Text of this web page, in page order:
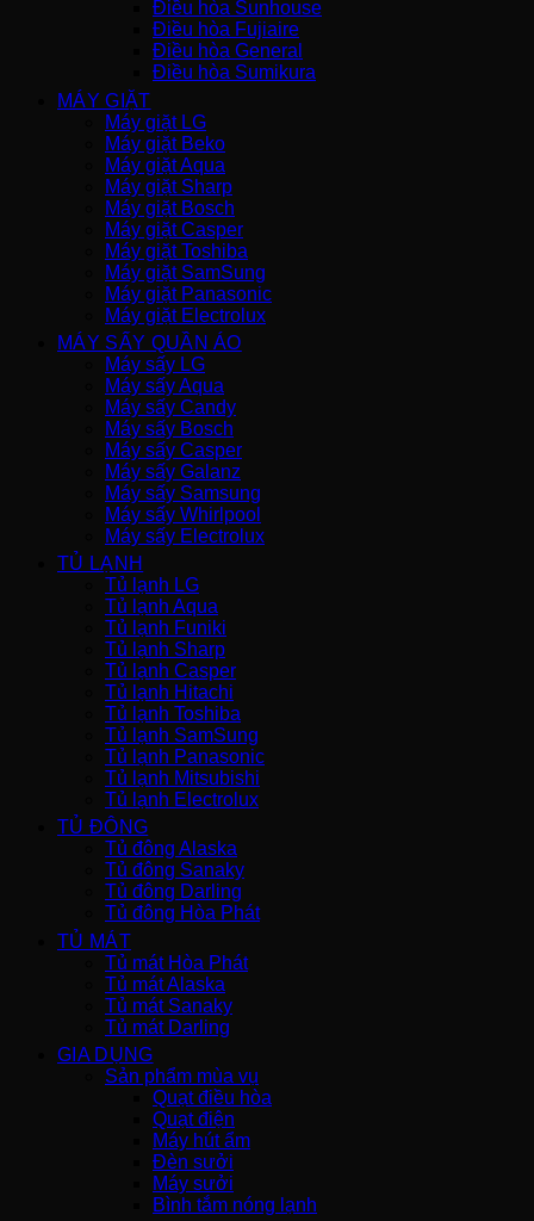
Điều hòa Sunhouse
Điều hòa Fujiaire
Điều hòa General
Điều hòa Sumikura
MÁY GIẶT
Máy giặt LG
Máy giặt Beko
Máy giặt Aqua
Máy giặt Sharp
Máy giặt Bosch
Máy giặt Casper
Máy giặt Toshiba
Máy giặt SamSung
Máy giặt Panasonic
Máy giặt Electrolux
MÁY SẤY QUẦN ÁO
Máy sấy LG
Máy sấy Aqua
Máy sấy Candy
Máy sấy Bosch
Máy sấy Casper
Máy sấy Galanz
Máy sấy Samsung
Máy sấy Whirlpool
Máy sấy Electrolux
TỦ LẠNH
Tủ lạnh LG
Tủ lạnh Aqua
Tủ lạnh Funiki
Tủ lạnh Sharp
Tủ lạnh Casper
Tủ lạnh Hitachi
Tủ lạnh Toshiba
Tủ lạnh SamSung
Tủ lạnh Panasonic
Tủ lạnh Mitsubishi
Tủ lạnh Electrolux
TỦ ĐÔNG
Tủ đông Alaska
Tủ đông Sanaky
Tủ đông Darling
Tủ đông Hòa Phát
TỦ MÁT
Tủ mát Hòa Phát
Tủ mát Alaska
Tủ mát Sanaky
Tủ mát Darling
GIA DỤNG
Sản phẩm mùa vụ
Quạt điều hòa
Quạt điện
Máy hút ẩm
Đèn sưởi
Máy sưởi
Bình tắm nóng lạnh